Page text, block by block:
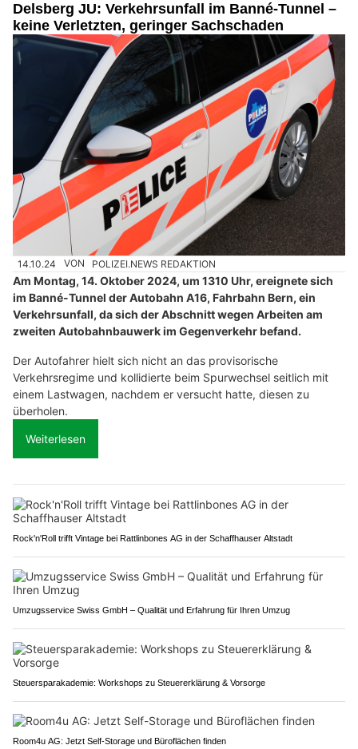
Delsberg JU: Verkehrsunfall im Banné-Tunnel –
keine Verletzten, geringer Sachschaden
14.10.24 VON POLIZEI.NEWS REDAKTION
Am Montag, 14. Oktober 2024, um 1310 Uhr, ereignete sich
im Banné-Tunnel der Autobahn A16, Fahrbahn Bern, ein
Verkehrsunfall, da sich der Abschnitt wegen Arbeiten am
zweiten Autobahnbauwerk im Gegenverkehr befand.
Der Autofahrer hielt sich nicht an das provisorische
Verkehrsregime und kollidierte beim Spurwechsel seitlich mit
einem Lastwagen, nachdem er versucht hatte, diesen zu
überholen.
Weiterlesen
Rock'n'Roll trifft Vintage bei Rattlinbones AG in der Schaffhauser Altstadt
Umzugsservice Swiss GmbH – Qualität und Erfahrung für Ihren Umzug
Steuersparakademie: Workshops zu Steuererklärung & Vorsorge
Room4u AG: Jetzt Self-Storage und Büroflächen finden